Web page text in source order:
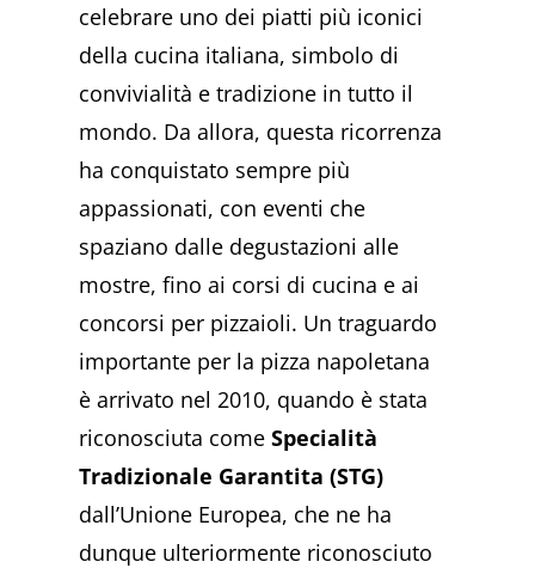
celebrare uno dei piatti più iconici
della cucina italiana, simbolo di
convivialità e tradizione in tutto il
mondo. Da allora, questa ricorrenza
ha conquistato sempre più
appassionati, con eventi che
spaziano dalle degustazioni alle
mostre, fino ai corsi di cucina e ai
concorsi per pizzaioli. Un traguardo
importante per la pizza napoletana
è arrivato nel 2010, quando è stata
riconosciuta comeSpecialità
Tradizionale Garantita (STG)
dall’Unione Europea, che ne ha
dunque ulteriormente riconosciuto